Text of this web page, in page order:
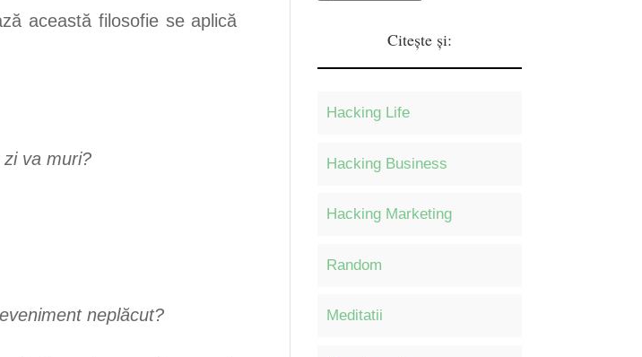
această filosofie se aplică
va muri?
neplăcut?
Citește și:
Hacking Life
Hacking Business
Hacking Marketing
Random
Meditatii